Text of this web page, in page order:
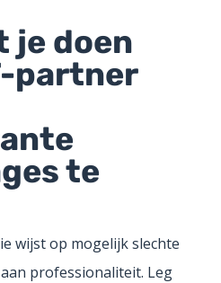
je doen
partner
te
wijst op mogelijk slechte
professionaliteit. Leg